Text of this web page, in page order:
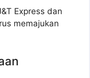
Express dan
memajukan